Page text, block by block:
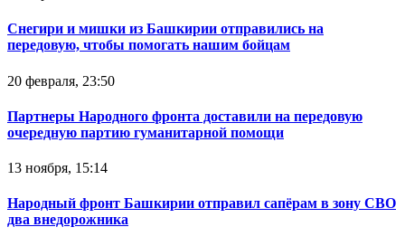
Снегири и мишки из Башкирии отправились на
передовую, чтобы помогать нашим бойцам
20 февраля, 23:50
Партнеры Народного фронта доставили на передовую
очередную партию гуманитарной помощи
13 ноября, 15:14
Народный фронт Башкирии отправил сапёрам в зону СВО
два внедорожника